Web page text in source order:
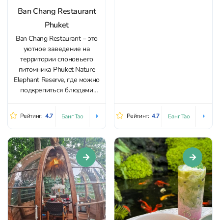
Ban Chang Restaurant
Phuket
Ban Chang Restaurant ‒ это
уютное заведение на
территории слоновьего
питомника Phuket Nature
Elephant Reserve, где можно
подкрепиться блюдами
слонам. На территории
ресторана есть игровые
площадки и батуты. Для
детей проводятся платные
мастер-классы. Взрослым
будут интересны занятия
йогой (с понедельника по
пятницу начало...
Рейтинг: 4.7 Банг Тао Рейтинг: 4.7 Банг Тао